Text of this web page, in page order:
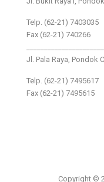
Telp. (62-21) 7403035
Fax (62-21) 740266
Jl. Pala Raya, Pondok
Telp. (62-21) 7495617
Fax (62-21) 7495615
Copyright ©